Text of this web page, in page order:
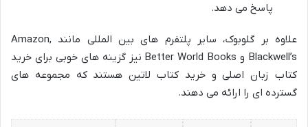
پاسخ می دهد.
علاوه بر گلوبوک، سایر پلتفرم های بین المللی مانند Amazon,
Blackwell’s و Better World Books نیز گزینه های خوبی برای خرید
کتاب زبان اصلی و خرید کتاب لاتین هستند که مجموعه های
گسترده ای را ارائه می دهند.